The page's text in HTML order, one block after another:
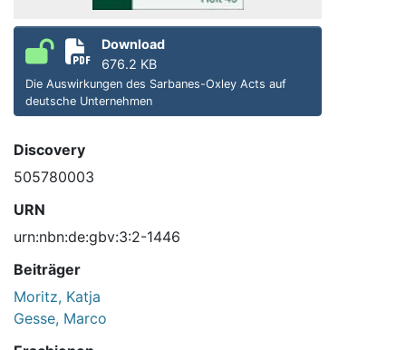
Download
676.2 KB
Die Auswirkungen des Sarbanes-Oxley Acts auf
deutsche Unternehmen
Discovery
505780003
URN
urn:nbn:de:gbv:3:2-1446
Beiträger
Moritz, Katja
Gesse, Marco